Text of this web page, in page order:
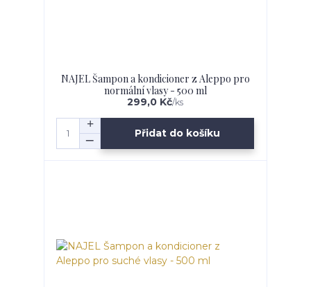
NAJEL Šampon a kondicioner z Aleppo pro
normální vlasy - 500 ml
299,0 Kč/ks
Přidat do košíku